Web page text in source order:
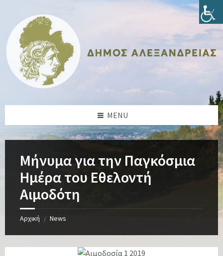
content
sidebar
sidebar
footer
MENU
Μήνυμα για την Παγκόσμια
Ημέρα του Εθελοντή
Αιμοδότη
Αρχική / News